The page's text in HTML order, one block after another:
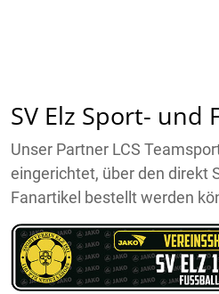
SV Elz Sport- und
Unser Partner LCS
eingerichtet, über den direkt
Fanartikel bestellt werden